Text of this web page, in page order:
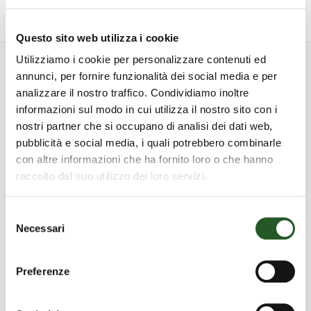
Questo sito web utilizza i cookie
Utilizziamo i cookie per personalizzare contenuti ed
annunci, per fornire funzionalità dei social media e per
analizzare il nostro traffico. Condividiamo inoltre
informazioni sul modo in cui utilizza il nostro sito con i
nostri partner che si occupano di analisi dei dati web,
pubblicità e social media, i quali potrebbero combinarle
con altre informazioni che ha fornito loro o che hanno
raccolto dal suo utilizzo dei loro servizi.
delNecessari
Preferenze
ADDETTI
ANTINCENDIO
IN
ATTIVITÀ
DI
LIVELLO
comma
D.Lgs
Corsi correlati
scopri tutti i corsi attivi
CORSO DI
PER PREPOSTI (Ai sensi
ter del D.Lgs. 81/08,
Regioni del 17 aprile
MODULO ABILITANTE
ADDETTI ALLA
CARRELLI ELEVATORI
SEMOVENTI CON